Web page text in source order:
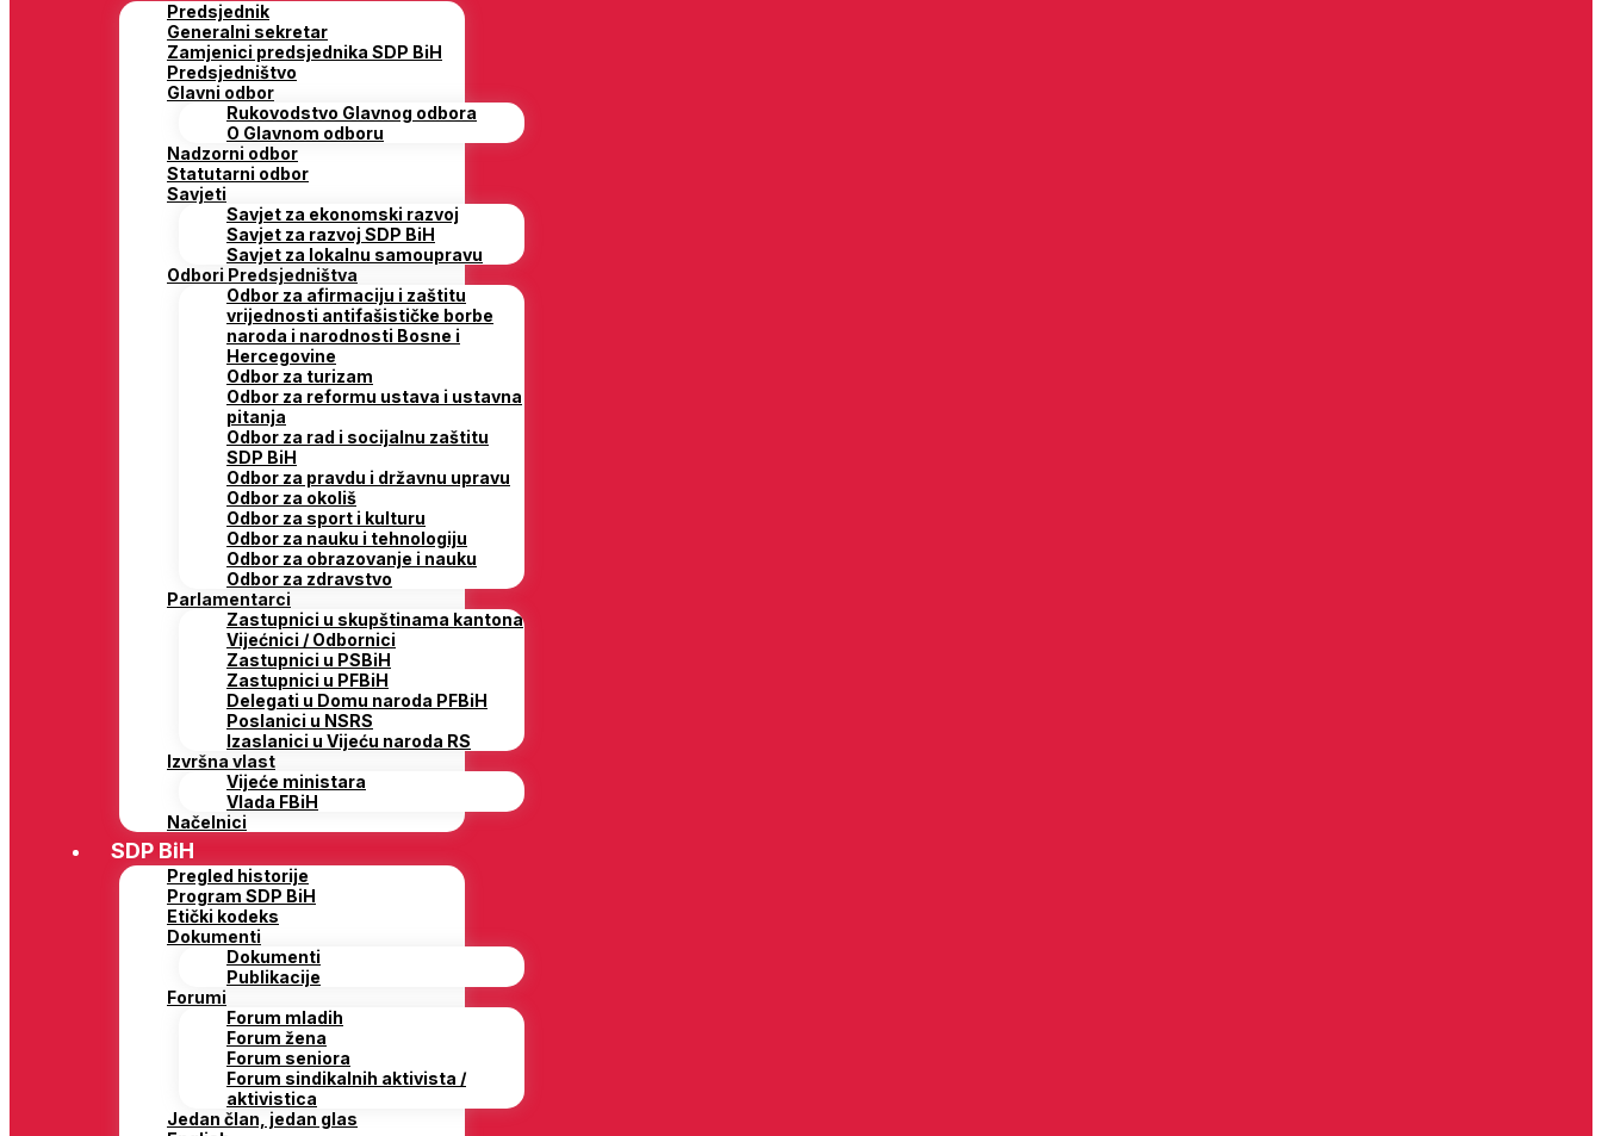
Predsjednik
Generalni sekretar
Zamjenici predsjednika SDP BiH
Predsjedništvo
Glavni odbor
Rukovodstvo Glavnog odbora
O Glavnom odboru
Nadzorni odbor
Statutarni odbor
Savjeti
Savjet za ekonomski razvoj
Savjet za razvoj SDP BiH
Savjet za lokalnu samoupravu
Odbori Predsjedništva
Odbor za afirmaciju i zaštitu
vrijednosti antifašističke borbe
naroda i narodnosti Bosne i
Hercegovine
Odbor za turizam
Odbor za reformu ustava i ustavna
pitanja
Odbor za rad i socijalnu zaštitu
SDP BiH
Odbor za pravdu i državnu upravu
Odbor za okoliš
Odbor za sport i kulturu
Odbor za nauku i tehnologiju
Odbor za obrazovanje i nauku
Odbor za zdravstvo
Parlamentarci
Zastupnici u skupštinama kantona
Vijećnici / Odbornici
Zastupnici u PSBiH
Zastupnici u PFBiH
Delegati u Domu naroda PFBiH
Poslanici u NSRS
Izaslanici u Vijeću naroda RS
Izvršna vlast
Vijeće ministara
Vlada FBiH
Načelnici
SDP BiH
Pregled historije
Program SDP BiH
Etički kodeks
Dokumenti
Dokumenti
Publikacije
Forumi
Forum mladih
Forum žena
Forum seniora
Forum sindikalnih aktivista /
aktivistica
Jedan član, jedan glas